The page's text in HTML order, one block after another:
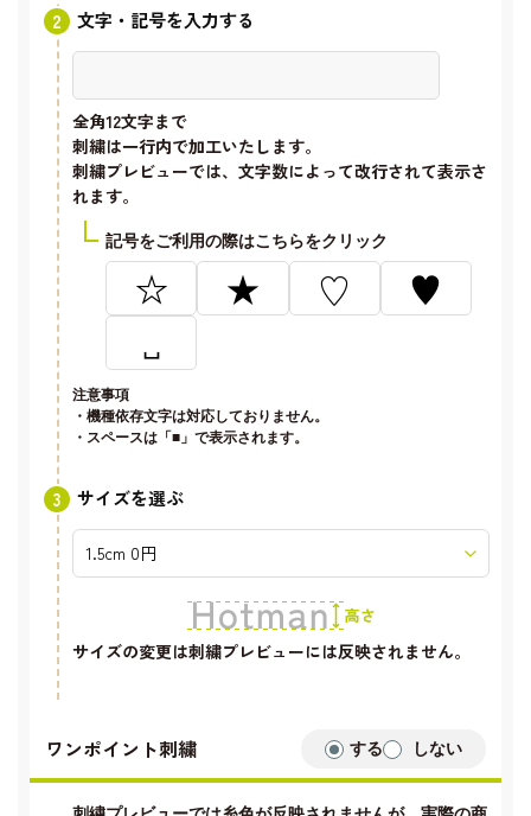
文字・記号を入力する
全角12文字まで
刺繍は一行内で加工いたします。
刺繍プレビューでは、文字数によって改行されて表示さ
れます。
記号をご利用の際はこちらをクリック
☆ ★ ♡
♥
␣
注意事項
・機種依存文字は対応しておりません。
・スペースは「■」で表示されます。
サイズを選ぶ
サイズの変更は刺繍プレビューには反映されません。
ワンポイント刺繍 する しない